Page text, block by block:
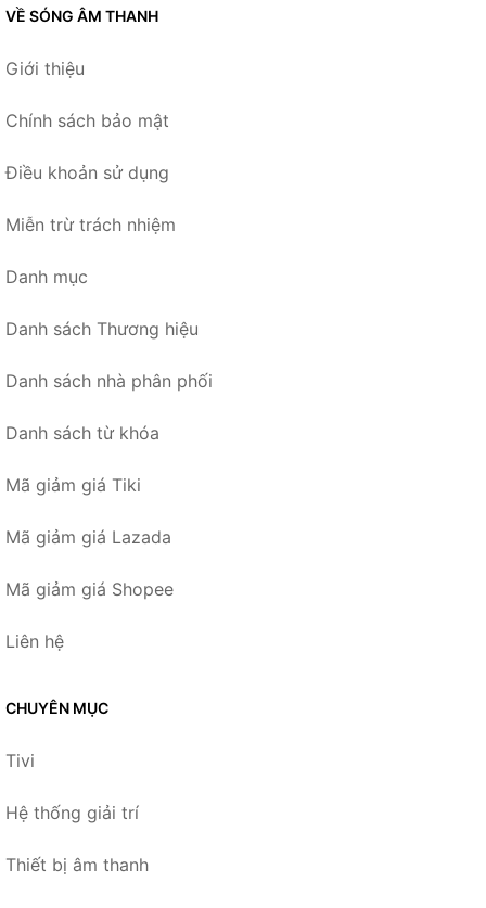
VỀ SÓNG ÂM THANH
Giới thiệu
Chính sách bảo mật
Điều khoản sử dụng
Miễn trừ trách nhiệm
Danh mục
Danh sách Thương hiệu
Danh sách nhà phân phối
Danh sách từ khóa
Mã giảm giá Tiki
Mã giảm giá Lazada
Mã giảm giá Shopee
Liên hệ
CHUYÊN MỤC
Tivi
Hệ thống giải trí
Thiết bị âm thanh